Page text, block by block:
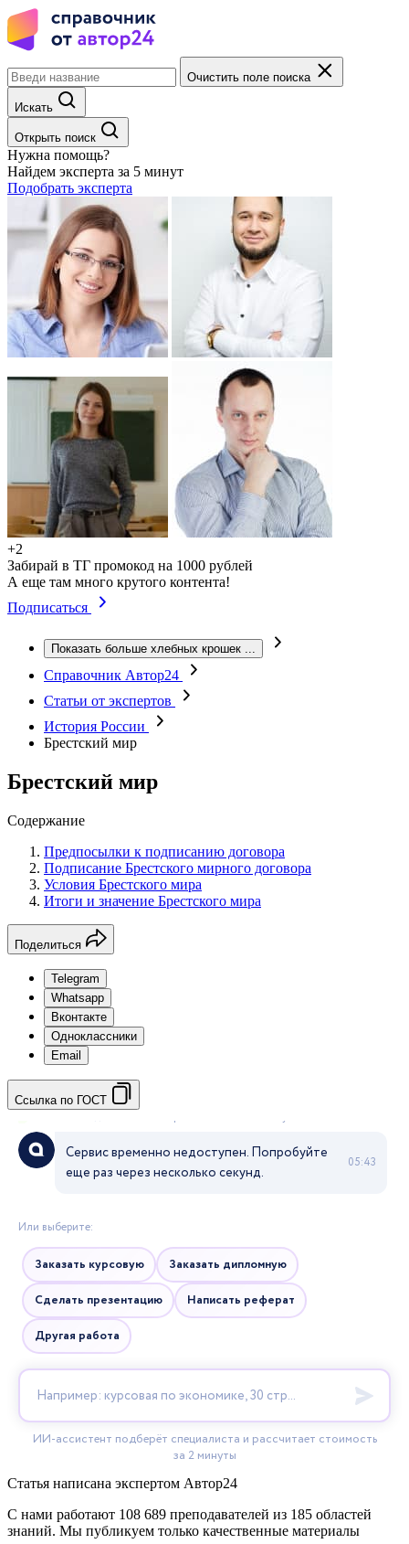
Очистить поле поиска
Искать
Открыть поиск
Нужна помощь?
Найдем эксперта за 5 минут
Подобрать эксперта
+2
Забирай в ТГ промокод на 1000 рублей
А еще там много крутого контента!
Подписаться
Показать больше хлебных крошек ...
Справочник Автор24
Статьи от экспертов
История России
Брестский мир
Брестский мир
Содержание
Предпосылки к подписанию договора
Подписание Брестского мирного договора
Условия Брестского мира
Итоги и значение Брестского мира
Поделиться
Telegram
Whatsapp
Вконтакте
Одноклассники
Email
Ссылка по ГОСТ
Статья написана экспертом Автор24
С нами работают 108 689 преподавателей из 185 областей
знаний. Мы публикуем только качественные материалы